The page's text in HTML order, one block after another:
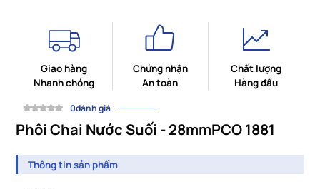
Giao hàng
Nhanh chóng
Chứng nhận
An toàn
Chất lượng
Hàng đầu
0đánh giá
Phôi Chai Nước Suối - 28mmPCO 1881
Thông tin sản phẩm